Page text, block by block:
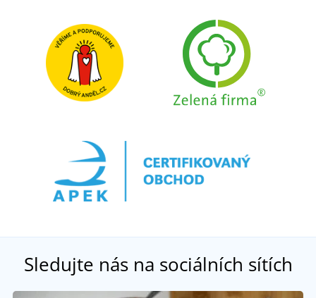
Sledujte nás na sociálních sítích